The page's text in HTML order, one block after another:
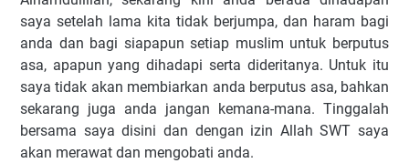
saya setelah lama kita tidak berjumpa, dan haram bagi
anda dan bagi siapapun setiap muslim untuk berputus
asa, apapun yang dihadapi serta dideritanya. Untuk itu
saya tidak akan membiarkan anda berputus asa, bahkan
sekarang juga anda jangan kemana-mana. Tinggalah
bersama saya disini dan dengan izin Allah SWT saya
akan merawat dan mengobati anda.